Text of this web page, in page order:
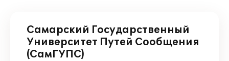
Самарский Государственный
Университет Путей Сообщения
(СамГУПС)